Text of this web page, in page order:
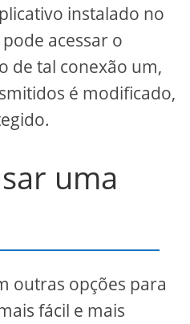
instalado no
acessar o
de tal conexão um,
é modificado,
uma
outras opções para
fácil e mais